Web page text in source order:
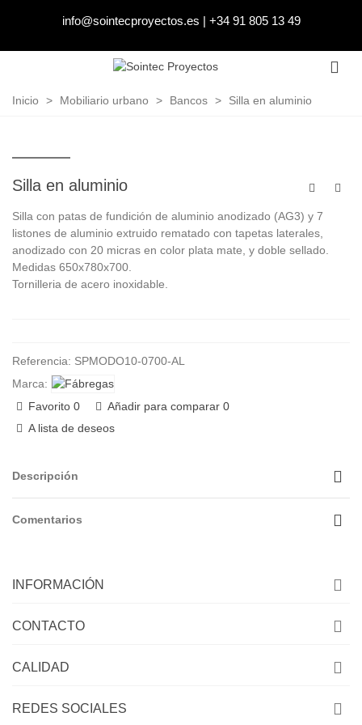
info@sointecproyectos.es | +34 91 805 13 49
Inicio > Mobiliario urbano > Bancos > Silla en aluminio
Silla en aluminio
Silla con patas de fundición de aluminio anodizado (AG3) y 7
listones de aluminio extruido rematado con tapetas laterales,
anodizado con 20 micras en color plata mate, y doble sellado.
Medidas 650x780x700.
Tornilleria de acero inoxidable.
Referencia: SPMODO10-0700-AL
Marca:
Favorito 0 Añadir para comparar 0
A lista de deseos
Descripción
Comentarios
INFORMACIÓN
CONTACTO
CALIDAD
REDES SOCIALES